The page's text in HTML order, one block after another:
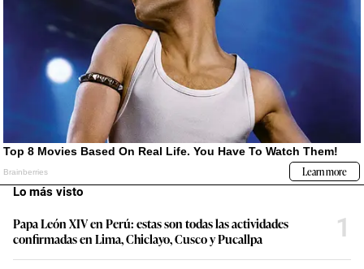
Lo más visto
Papa León XIV en Perú: estas son todas las actividades
confirmadas en Lima, Chiclayo, Cusco y Pucallpa
1